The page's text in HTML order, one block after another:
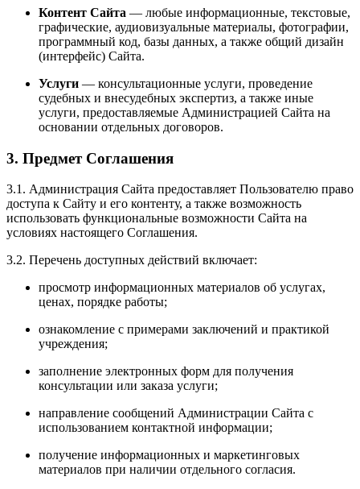
Контент Сайта — любые информационные, текстовые,
графические, аудиовизуальные материалы, фотографии,
программный код, базы данных, а также общий дизайн
(интерфейс) Сайта.
Услуги — консультационные услуги, проведение
судебных и внесудебных экспертиз, а также иные
услуги, предоставляемые Администрацией Сайта на
основании отдельных договоров.
3. Предмет Соглашения
3.1. Администрация Сайта предоставляет Пользователю право
доступа к Сайту и его контенту, а также возможность
использовать функциональные возможности Сайта на
условиях настоящего Соглашения.
3.2. Перечень доступных действий включает:
просмотр информационных материалов об услугах,
ценах, порядке работы;
ознакомление с примерами заключений и практикой
учреждения;
заполнение электронных форм для получения
консультации или заказа услуги;
направление сообщений Администрации Сайта с
использованием контактной информации;
получение информационных и маркетинговых
материалов при наличии отдельного согласия.